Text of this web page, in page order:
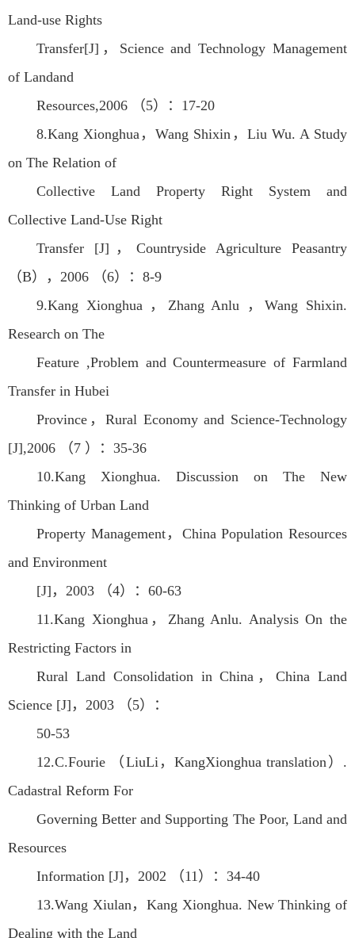
Land-use Rights
Transfer[J]，Science and Technology Management
of Landand
Resources,2006 （5）：17-20
8.Kang Xionghua，Wang Shixin，Liu Wu. A Study
on The Relation of
Collective Land Property Right System and
Collective Land-Use Right
Transfer [J]，Countryside Agriculture Peasantry
（B），2006 （6）：8-9
9.Kang Xionghua ，Zhang Anlu ，Wang Shixin.
Research on The
Feature ,Problem and Countermeasure of Farmland
Transfer in Hubei
Province，Rural Economy and Science-Technology
[J],2006 （7 ）：35-36
10.Kang Xionghua. Discussion on The New
Thinking of Urban Land
Property Management，China Population Resources
and Environment
[J]，2003 （4）：60-63
11.Kang Xionghua，Zhang Anlu. Analysis On the
Restricting Factors in
Rural Land Consolidation in China，China Land
Science [J]，2003 （5）：
50-53
12.C.Fourie （LiuLi，KangXionghua translation）.
Cadastral Reform For
Governing Better and Supporting The Poor, Land and
Resources
Information [J]，2002 （11）：34-40
13.Wang Xiulan，Kang Xionghua. New Thinking of
Dealing with the Land